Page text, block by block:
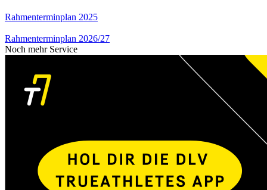
Rahmenterminplan 2025
Rahmenterminplan 2026/27
Noch mehr Service